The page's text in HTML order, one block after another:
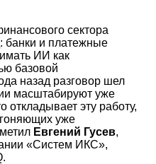
сектора
банки и платежные
ИИ как
базовой
назад разговор шел
масштабируют уже
эту работу,
уже
Евгений Гусев,
«Систем ИКС»,